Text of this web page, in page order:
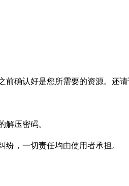
确认好是您所需要的资源。还请
压密码。
，一切责任均由使用者承担。